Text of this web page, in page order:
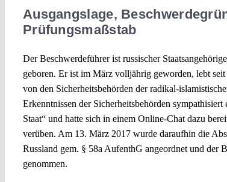
Ausgangslage,
Prüfungsmaßstab
Der Beschwerdeführer ist russischer
geboren. Er ist im März volljährig geworden, lebt
von den Sicherheitsbehörden der radikal-
Erkenntnissen der Sicherheitsbehörden
Staat“ und hatte sich in einem Online-Chat dazu
verüben. Am 13. März 2017 wurde daraufhin die
Russland gem. § 58a AufenthG angeordnet und der
genommen.